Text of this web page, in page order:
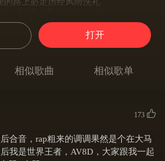
泪无数 也承受着跋涉至此
gotta make our life beautiful
们将用心活过不枉此生
你已无法再阻止
goin my way yeah yeah
自己的坚持 yeah yeah
打开
相似歌曲 相似歌单
173
合音，rap粗来的调调果然是个在大马
我是世界王者，AV8D，大家跟我一起